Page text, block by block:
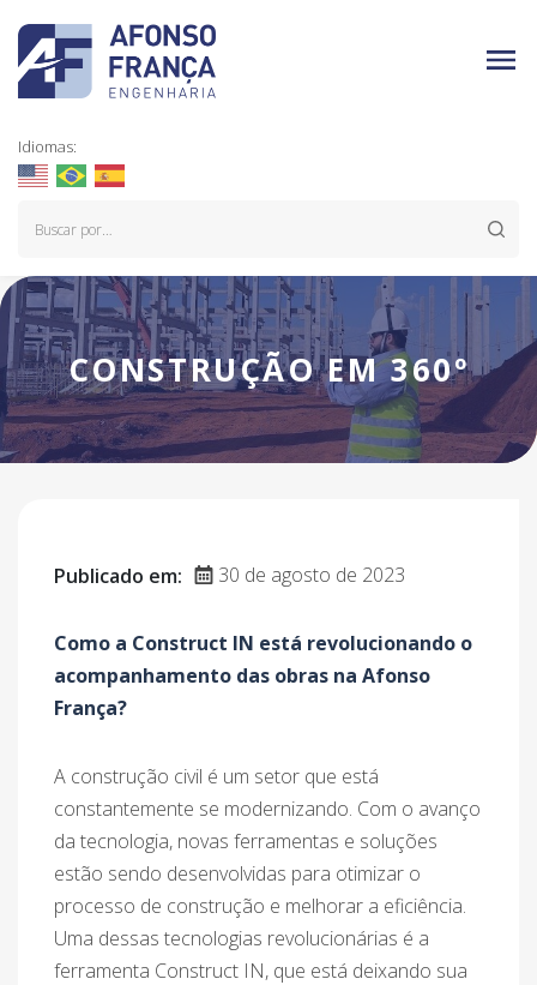
Idiomas:
CONSTRUÇÃO EM 360º
Publicado em: 30 de agosto de 2023
Como a Construct IN está revolucionando o
acompanhamento das obras na Afonso
França?
A construção civil é um setor que está
constantemente se modernizando. Com o avanço
da tecnologia, novas ferramentas e soluções
estão sendo desenvolvidas para otimizar o
processo de construção e melhorar a eficiência.
Uma dessas tecnologias revolucionárias é a
ferramenta Construct IN, que está deixando sua